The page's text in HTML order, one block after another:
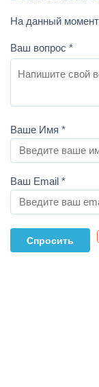
На данный
Ваш вопрос *
Ваше Имя *
Ваш Email *